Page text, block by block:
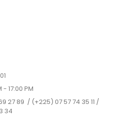
- 17:00 PM
27 89 / (+225) 07 57 74 35 11 /
34